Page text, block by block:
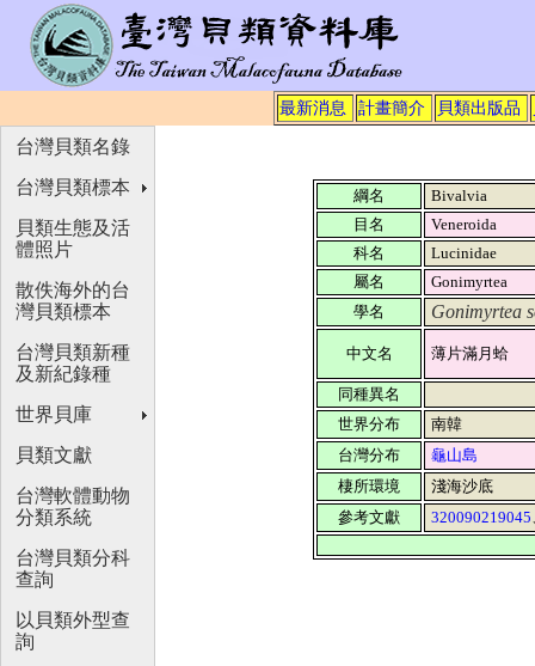
最新消息 計畫簡介 貝類出版品
綱名
Bivalvia
目名
Veneroida
科名
Lucinidae
屬名
Gonimyrtea
學名
Gonimyrtea
中文名 薄片滿月蛤
同種異名
世界分布
南韓
台灣分布
龜山島
棲所環境
淺海沙底
參考文獻
320090219045
台灣貝類名錄
台灣貝類標本
貝類生態及活
體照片
散佚海外的台
灣貝類標本
台灣貝類新種
及新紀錄種
世界貝庫
貝類文獻
台灣軟體動物
分類系統
台灣貝類分科
查詢
以貝類外型查
詢